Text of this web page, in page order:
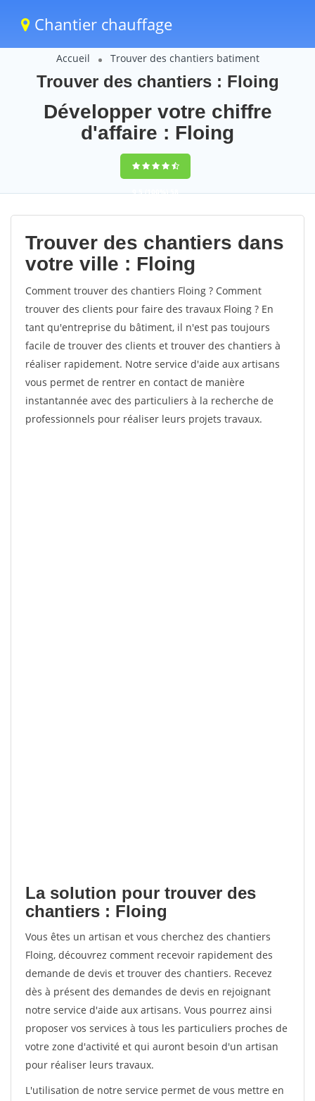
Chantier chauffage
Accueil Trouver des chantiers batiment
Trouver des chantiers : Floing
Développer votre chiffre
d'affaire : Floing
9,5(100%)58
votes
Trouver des chantiers dans
votre ville : Floing
Comment trouver des chantiers Floing ? Comment
trouver des clients pour faire des travaux Floing ? En
tant qu'entreprise du bâtiment, il n'est pas toujours
facile de trouver des clients et trouver des chantiers à
réaliser rapidement. Notre service d'aide aux artisans
vous permet de rentrer en contact de manière
instantannée avec des particuliers à la recherche de
professionnels pour réaliser leurs projets travaux.
La solution pour trouver des
chantiers : Floing
Vous êtes un artisan et vous cherchez des chantiers
Floing, découvrez comment recevoir rapidement des
demande de devis et trouver des chantiers. Recevez
dès à présent des demandes de devis en rejoignant
notre service d'aide aux artisans. Vous pourrez ainsi
proposer vos services à tous les particuliers proches de
votre zone d'activité et qui auront besoin d'un artisan
pour réaliser leurs travaux.
L'utilisation de notre service permet de vous mettre en